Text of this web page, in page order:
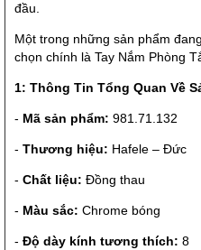
đầu.
Một trong những sản phẩm
chọn chính là Tay Nắm Phòng
1: Thông Tin Tổng Quan Về
- Mã sản phẩm: 981.71.132
- Thương hiệu: Hafele – Đức
- Chất liệu: Đồng thau
- Màu sắc: Chrome bóng
- Độ dày kính tương thích: 8